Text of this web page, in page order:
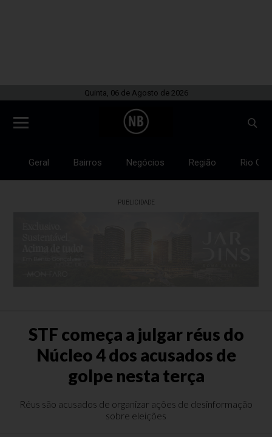
Quinta, 06 de Agosto de 2026
Geral Bairros Negócios Região Rio
PUBLICIDADE
STF começa a julgar réus do
Núcleo 4 dos acusados de
golpe nesta terça
Réus são acusados de organizar ações de desinformação
sobre eleições